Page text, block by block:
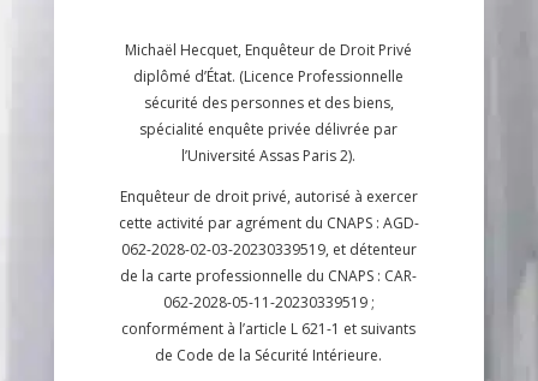
Michaël Hecquet, Enquêteur de Droit Privé
diplômé d’État. (Licence Professionnelle
sécurité des personnes et des biens,
spécialité enquête privée délivrée par
l’Université Assas Paris 2).
Enquêteur de droit privé, autorisé à exercer
cette activité par agrément du CNAPS : AGD-
062-2028-02-03-20230339519, et détenteur
de la carte professionnelle du CNAPS : CAR-
062-2028-05-11-20230339519 ;
conformément à l’article L 621-1 et suivants
de Code de la Sécurité Intérieure.